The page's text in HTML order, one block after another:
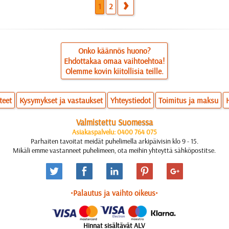
1 2
Onko käännös huono?
Ehdottakaa omaa vaihtoehtoa!
Olemme kovin kiitollisia teille.
Kysymykset ja vastaukset Yhteystiedot Toimitus ja maksu
Valmistettu Suomessa
Asiakaspalvelu: 0400 764 075
Parhaiten tavoitat meidät puhelimella arkipäivisin klo 9 - 15.
Mikäli emme vastanneet puhelimeen, ota meihin yhteyttä sähköpostitse.
•Palautus ja vaihto oikeus•
Hinnat sisältävät ALV